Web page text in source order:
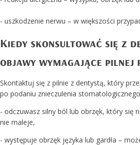
- uszkodzenie nerwu – w większości
Kiedy skonsultować się z
objawy wymagające pilnej
Skontaktuj się z pilnie z dentystą, który
po podaniu znieczulenia
- odczuwasz silny ból lub obrzęk, który się
nie maleje,
- występuje obrzęk języka lub gardła –